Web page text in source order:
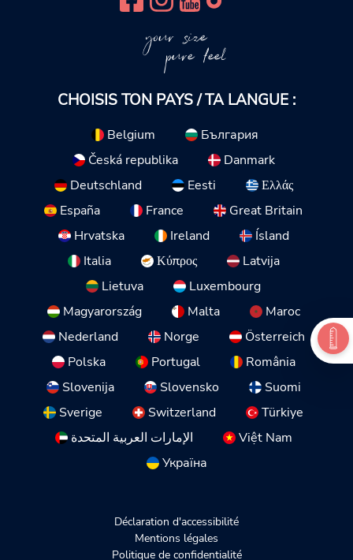
your size
pure feel
CHOISIS TON PAYS / TA LANGUE :
Belgium
България
Česká republika
Danmark
Deutschland
Eesti
Ελλάς
España
France
Great Britain
Hrvatska
Ireland
Ísland
Italia
Κύπρος
Latvija
Lietuva
Luxembourg
Magyarország
Malta
Maroc
Nederland
Norge
Österreich
Polska
Portugal
România
Slovenija
Slovensko
Suomi
Sverige
Switzerland
Türkiye
الإمارات العربية المتحدة
Việt Nam
Україна
Déclaration d'accessibilité
Mentions légales
Politique de confidentialité